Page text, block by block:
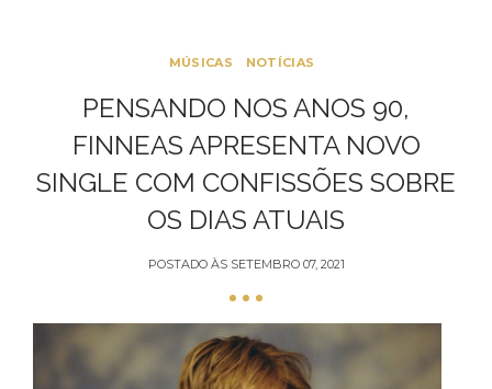
MÚSICAS NOTÍCIAS
PENSANDO NOS ANOS 90,
FINNEAS APRESENTA NOVO
SINGLE COM CONFISSÕES SOBRE
OS DIAS ATUAIS
POSTADO ÀS SETEMBRO 07, 2021